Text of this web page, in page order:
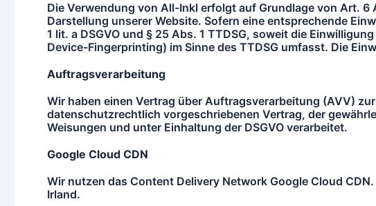
Die Verwendung von All-Inkl erfolgt auf Grundlage von Art.
Darstellung unserer Website. Sofern eine entsprechende
1 lit. a DSGVO und § 25 Abs. 1 TTDSG, soweit die
Device-Fingerprinting) im Sinne des TTDSG umfasst. Die
Auftragsverarbeitung
Wir haben einen Vertrag über Auftragsverarbeitung (AVV)
datenschutzrechtlich vorgeschriebenen Vertrag, der
Weisungen und unter Einhaltung der DSGVO verarbeitet.
Google Cloud CDN
Wir nutzen das Content Delivery Network Google Cloud
Irland.